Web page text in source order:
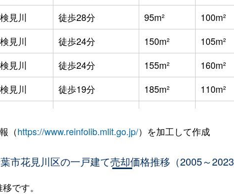
見川 徒歩28分 95m² 100m²
見川 徒歩24分 150m² 105m²
見川 徒歩24分 155m² 160m²
見川 徒歩19分 185m² 110m²
見川 徒歩18分 170m² 130m²
見川 徒歩13分 110m² 105m²
代台
（https://www.reinfolib.mlit.go.jp/）を加工して作成
市花見川区の一戸建て売却価格推移（2005～2023
です。